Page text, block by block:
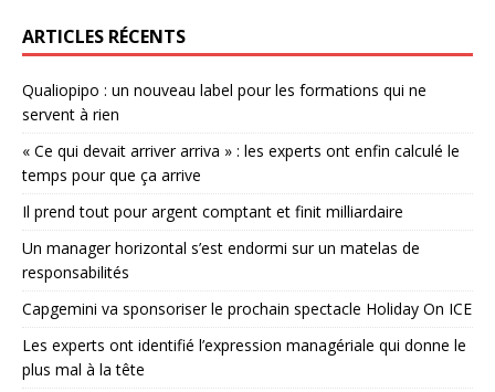
ARTICLES RÉCENTS
Qualiopipo : un nouveau label pour les formations qui ne
servent à rien
« Ce qui devait arriver arriva » : les experts ont enfin calculé le
temps pour que ça arrive
Il prend tout pour argent comptant et finit milliardaire
Un manager horizontal s’est endormi sur un matelas de
responsabilités
Capgemini va sponsoriser le prochain spectacle Holiday On ICE
Les experts ont identifié l’expression managériale qui donne le
plus mal à la tête